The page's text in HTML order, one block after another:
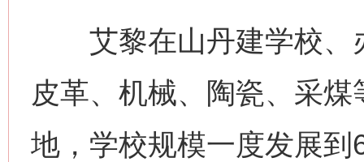
艾黎在山丹建学校、
皮革、机械、陶瓷、采
地，学校规模一度发展